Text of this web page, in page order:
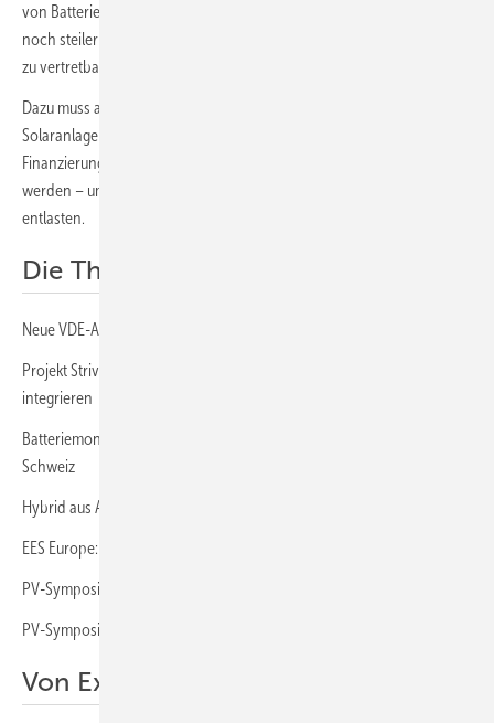
von Batteriespeichern dramatisch beschleunigt. Diese Kurve dürfte
noch steiler werden, denn mit Speichern gelingt der Umbau der Netze
zu vertretbaren Kosten.
Dazu muss aber der Netzanschluss von Speicherbatterien und
Solaranlagen einfacher werden. Die Wirtschaft muss bei der
Finanzierung und Installation von intelligenten Speichern unterstützt
werden – um Verbraucher, Energiekosten und die öffentliche Hand zu
entlasten.
Die Themen im Überblick:
Neue VDE-AR 4105:2026-03 vereinfacht Anschluss
Projekt Strive-BW will Batteriespeicher netzdienlich ins Verteilnetz
integrieren
Batteriemonitor zeigt wachsende Nachfrage nach Speichern in der
Schweiz
Hybrid aus Agri-PV, Windkraft und Speicher nimmt Betrieb auf
EES Europe: Speicher senken Energiekosten und erzielen Erlöse
PV-Symposium 2026: Speicher treiben Umbau der Netze
PV-Symposium 2026: Netzbetreiber wollen keine Rolle rückwärts
Von Experten für Experten: